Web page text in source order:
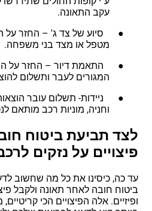
עקב התאונה.
● סיוע של צד ג' – החזר על
מטפל או מצד בני משפחה.
● התאמת דיור – החזר על
המגורים לעבר ותשלום
● ניידות- תשלום עובר
וחניה, מוניות רכב מותאם
לצד תביעת ביטוח
פיצויים על נזקים
עד כה, כיסינו את כל מה שחשוב
ביטוח חובה לאחר תאונה ולקבל
ופיזיים. אלה הפיצויים הכי